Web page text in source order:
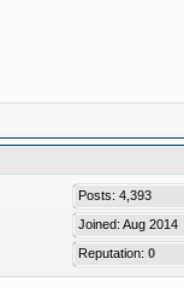
Posts: 4,393
Joined: Aug 2014
Reputation:0